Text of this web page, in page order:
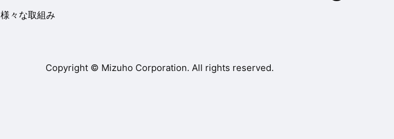
様々な取組み
Copyright © Mizuho Corporation. All rights reserved.